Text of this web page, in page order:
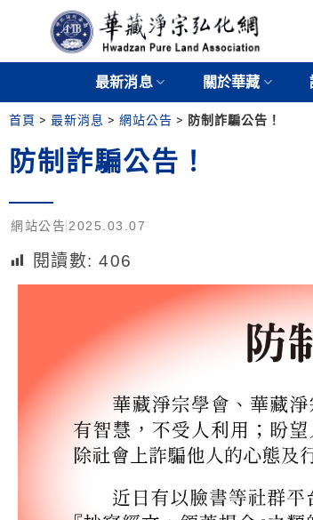
最新消息 關於華藏
首頁 > 最新消息 > 網站公告 > 防制詐騙公告！
防制詐騙公告！
網站公告 2025.03.07
閱讀數: 406